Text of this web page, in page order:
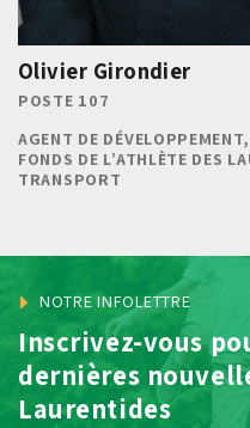
Olivier Girondier
POSTE 107
AGENT DE DÉVELOPPEMENT,
FONDS DE L’ATHLÈTE DES
TRANSPORT
NOTRE INFOLETTRE
Inscrivez-vous
dernières
Laurentides